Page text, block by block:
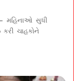
મહિનાઓ સુધી
ચાહકોને